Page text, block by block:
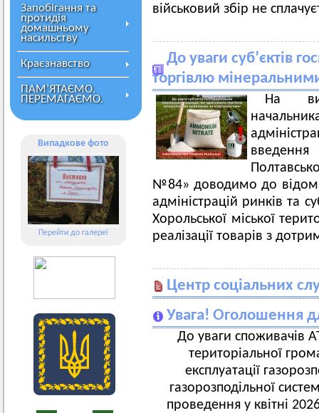
Запобігання та
протидія
домашньому
насильству
Краєзнавство
ПАМ’ЯТАЄМО.
ПЕРЕМАГАЄМО.
Випадкове фото
Перейти до галереї
військовий збір не
До уваги суб’єктів
торгівлю
На
№84» доводимо до відома
адміністрацій ринків та
Хорольської міської
реалізації товарів з
Центр соціальних
Увага! Оголошення
До уваги споживачів
територіальної
експлуатації
газорозподільної
проведення у квітні